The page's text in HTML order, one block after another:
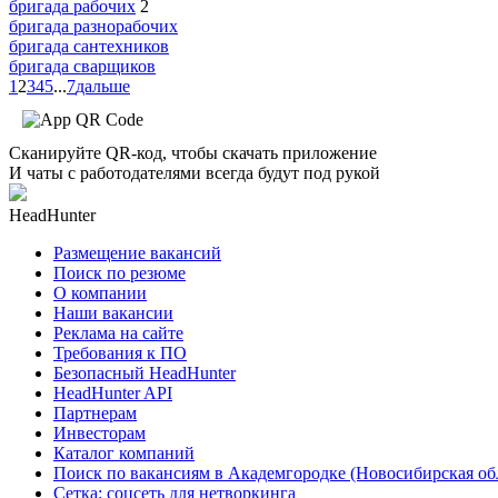
бригада рабочих 2
бригада разнорабочих
бригада сантехников
бригада сварщиков
1 2345...7дальше
Сканируйте QR-код, чтобы скачать приложение
И чаты с работодателями всегда будут под рукой
HeadHunter
Размещение вакансий
Поиск по резюме
О компании
Наши вакансии
Реклама на сайте
Требования к ПО
Безопасный HeadHunter
HeadHunter API
Партнерам
Инвесторам
Каталог компаний
Поиск по вакансиям в Академгородке (Новосибирская
Сетка: соцсеть для нетворкинга